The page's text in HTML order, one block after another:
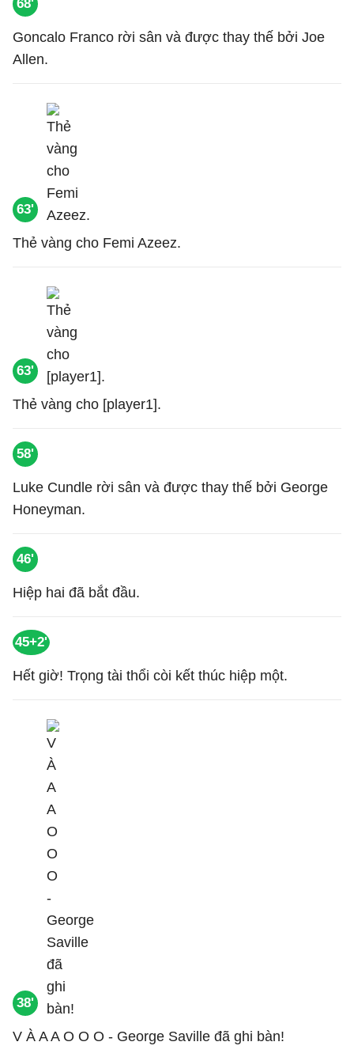
68'
Goncalo Franco rời sân và được thay thế bởi Joe
Allen.
63'
Thẻ vàng cho Femi Azeez.
63'
Thẻ vàng cho [player1].
58'
Luke Cundle rời sân và được thay thế bởi George
Honeyman.
46'
Hiệp hai đã bắt đầu.
45+2'
Hết giờ! Trọng tài thổi còi kết thúc hiệp một.
38'
V À A A O O O - George Saville đã ghi bàn!